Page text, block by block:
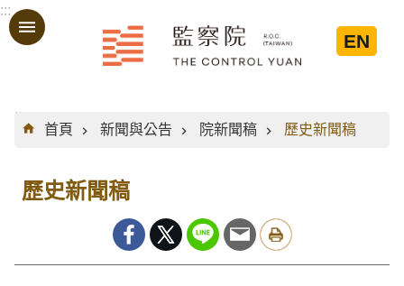
跳到主要內容區塊
:::
EN
:::
首頁
新聞與公告 院新聞稿 歷史新聞稿
歷史新聞稿